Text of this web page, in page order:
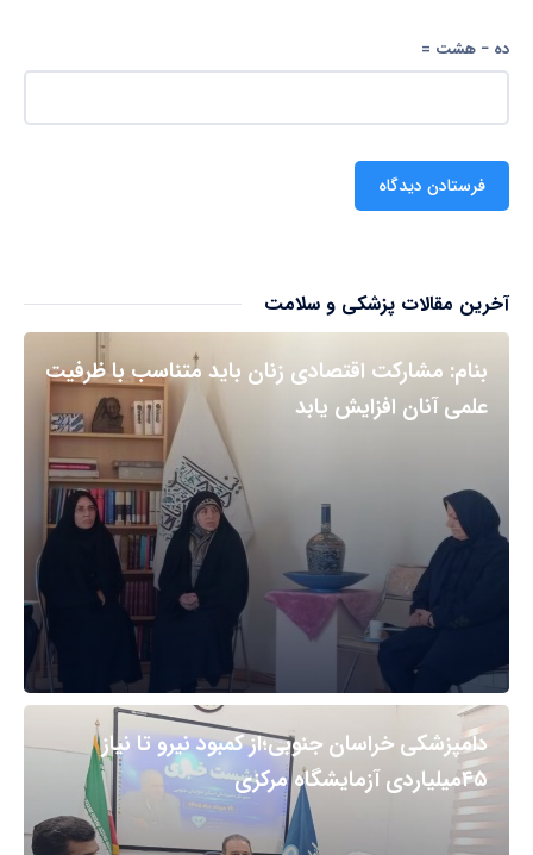
ده − هشت =
آخرین مقالات پزشکی و سلامت
بنام: مشارکت اقتصادی زنان باید متناسب با ظرفیت
علمی آنان افزایش یابد
دامپزشکی خراسان جنوبی؛از کمبود نیرو تا نیاز
۴۵میلیاردی آزمایشگاه مرکزی